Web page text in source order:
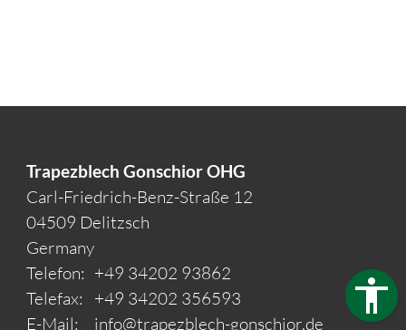
Trapezblech Gonschior OHG
Carl-Friedrich-Benz-Straße 12
04509 Delitzsch
Germany
Telefon: +49 34202 93862
Telefax:
+49 34202 356593
E-Mail:
info@trapezblech-gonschior.de